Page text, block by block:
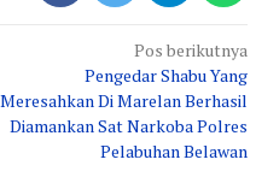
Pos berikutnya
Pengedar Shabu Yang
Meresahkan Di Marelan Berhasil
Diamankan Sat Narkoba Polres
Pelabuhan Belawan